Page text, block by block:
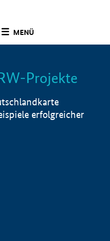
MENÜ
Info
Projekte
erfolgreicher